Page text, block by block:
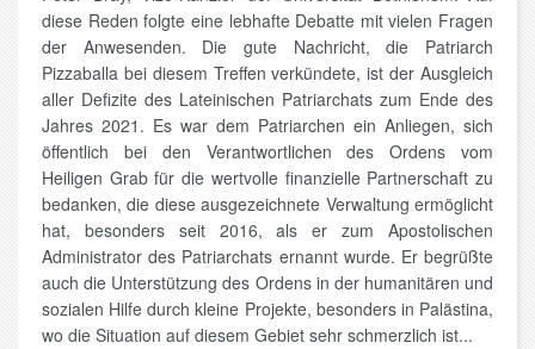
diese Reden folgte eine lebhafte Debatte mit vielen Fragen
der Anwesenden. Die gute Nachricht, die Patriarch
Pizzaballa bei diesem Treffen verkündete, ist der Ausgleich
aller Defizite des Lateinischen Patriarchats zum Ende des
Jahres 2021. Es war dem Patriarchen ein Anliegen, sich
öffentlich bei den Verantwortlichen des Ordens vom
Heiligen Grab für die wertvolle finanzielle Partnerschaft zu
bedanken, die diese ausgezeichnete Verwaltung ermöglicht
hat, besonders seit 2016, als er zum Apostolischen
Administrator des Patriarchats ernannt wurde. Er begrüßte
auch die Unterstützung des Ordens in der humanitären und
sozialen Hilfe durch kleine Projekte, besonders in Palästina,
wo die Situation auf diesem Gebiet sehr schmerzlich ist...